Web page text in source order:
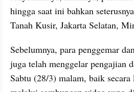
hingga saat ini bahkan
Tanah Kusir, Jakarta Selatan,
Sebelumnya, para penggemar
juga telah menggelar pengajian
Sabtu (28/3) malam, baik secara